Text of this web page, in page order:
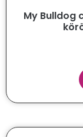
My Bulldog